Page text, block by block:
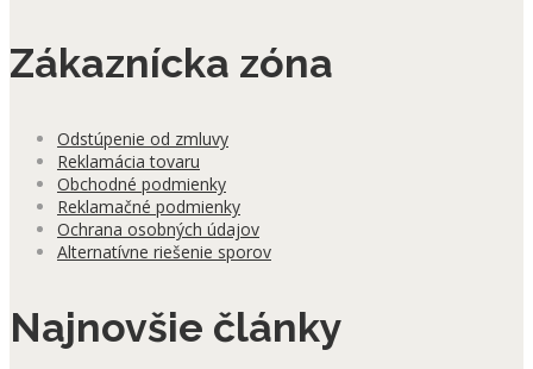
Zákaznícka zóna
Odstúpenie od zmluvy
Reklamácia tovaru
Obchodné podmienky
Reklamačné podmienky
Ochrana osobných údajov
Alternatívne riešenie sporov
Najnovšie články